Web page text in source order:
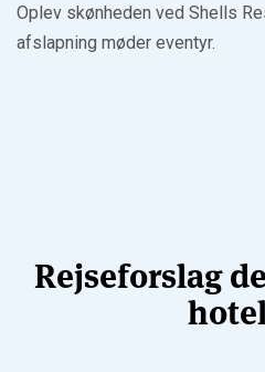
Oplev skønheden ved Shells
afslapning møder eventyr.
Rejseforslag